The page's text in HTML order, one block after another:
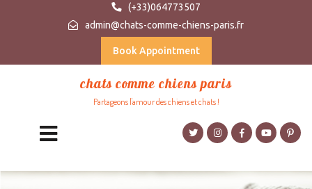
(+33)064773507
admin@chats-comme-chiens-paris.fr
Book Appointment
chats comme chiens paris
Partageons l'amour des chiens et chats !